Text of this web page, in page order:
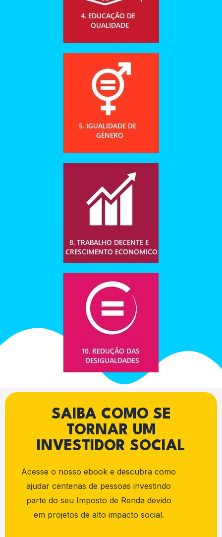
SAIBA COMO SE
TORNAR UM
INVESTIDOR SOCIAL
Acesse o nosso ebook e descubra como
ajudar centenas de pessoas investindo
parte do seu Imposto de Renda devido
em projetos de alto impacto social.